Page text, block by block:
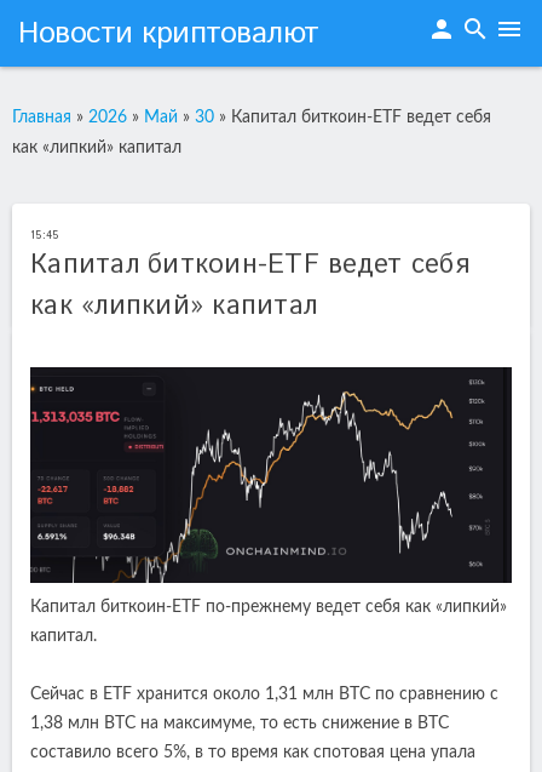
Новости криптовалют person search menu
Главная » 2026 » Май » 30 » Капитал биткоин-ETF ведет себя
как «липкий» капитал
15:45
Капитал биткоин-ETF ведет себя
как «липкий» капитал
Капитал биткоин-ETF по-прежнему ведет себя как «липкий»
капитал.
Сейчас в ETF хранится около 1,31 млн BTC по сравнению с
1,38 млн BTC на максимуме, то есть снижение в BTC
составило всего 5%, в то время как спотовая цена упала